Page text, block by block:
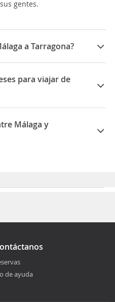
gentes.
a Tarragona?
Málaga y
para viajar de
Málaga a Tarragona
Málaga y
de ayuda